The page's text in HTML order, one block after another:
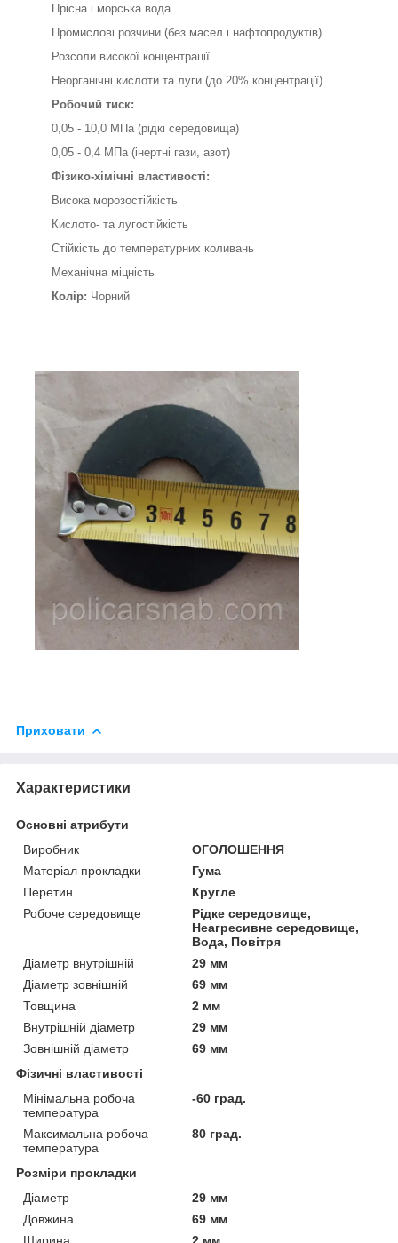
Прісна і морська вода
Промислові розчини (без масел і нафтопродуктів)
Розсоли високої концентрації
Неорганічні кислоти та луги (до 20% концентрації)
Робочий тиск:
0,05 - 10,0 МПа (рідкі середовища)
0,05 - 0,4 МПа (інертні гази, азот)
Фізико-хімічні властивості:
Висока морозостійкість
Кислото- та лугостійкість
Стійкість до температурних коливань
Механічна міцність
Колір: Чорний
Приховати
Характеристики
Основні атрибути
Виробник
ОГОЛОШЕННЯ
Матеріал прокладки
Гума
Перетин
Кругле
Робоче середовище
Рідке середовище,
Неагресивне середовище,
Вода, Повітря
Діаметр внутрішній
29 мм
Діаметр зовнішній
69 мм
Товщина
2 мм
Внутрішній діаметр
29 мм
Зовнішній діаметр
69 мм
Фізичні властивості
Мінімальна робоча
температура
-60 град.
Максимальна робоча
температура
80 град.
Розміри прокладки
Діаметр
29 мм
Довжина
69 мм
Ширина
2 мм